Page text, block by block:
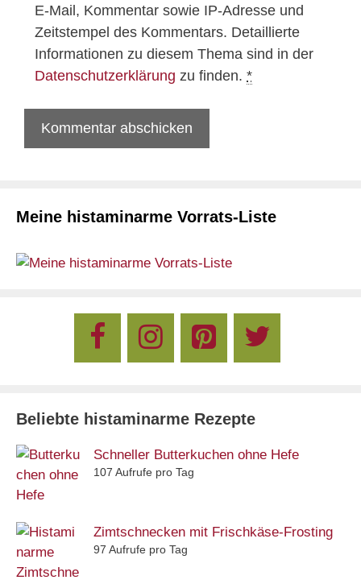
E-Mail, Kommentar sowie IP-Adresse und
Zeitstempel des Kommentars. Detaillierte
Informationen zu diesem Thema sind in der
Datenschutzerklärung zu finden. *
Meine histaminarme Vorrats-Liste
Beliebte histaminarme Rezepte
Schneller Butterkuchen ohne Hefe
107 Aufrufe pro Tag
Zimtschnecken mit Frischkäse-Frosting
97 Aufrufe pro Tag